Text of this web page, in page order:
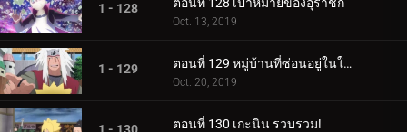
1 - 128
Oct. 13, 2019
1 - 129 ตอนที่ 129 หมู่บ้านที่ซ่อนอยู่ในใบไม้
Oct. 20, 2019
ตอนที่ 130 เกะนิน รวบรวม!